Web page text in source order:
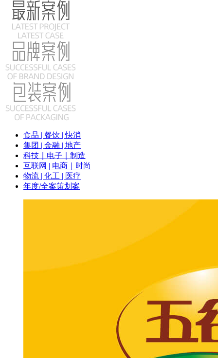
食品 | 餐饮 | 快消
集团 | 金融 | 地产
科技｜电子｜制造
互联网 | 电商｜时尚
物流 | 化工 | 医疗
年度/全案策划案